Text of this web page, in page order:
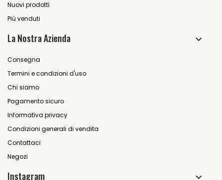
Nuovi prodotti
Più venduti
La Nostra Azienda
Consegna
Termini e condizioni d'uso
Chi siamo
Pagamento sicuro
Informativa privacy
Condizioni generali di vendita
Contattaci
Negozi
Instagram